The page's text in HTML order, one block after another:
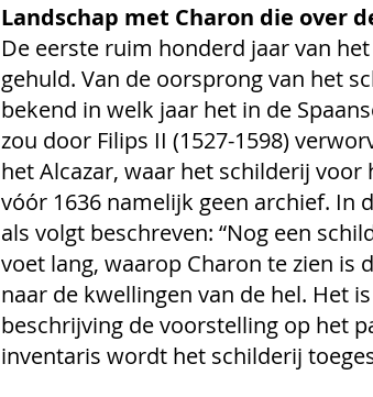
Landschap met Charon die over
De eerste ruim honderd jaar van
gehuld. Van de oorsprong van het
bekend in welk jaar het in de
zou door Filips II (1527-1598)
het Alcazar, waar het schilderij
vóór 1636 namelijk geen archief. In
als volgt beschreven: “Nog een
voet lang, waarop Charon te zien is
naar de kwellingen van de hel. Het
beschrijving de voorstelling op het
inventaris wordt het schilderij